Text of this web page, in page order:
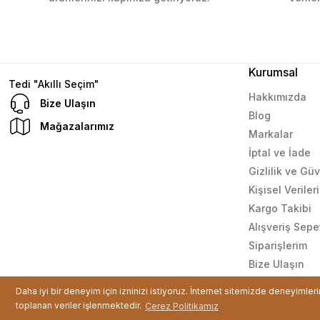
Daha iyi bir deneyim için izninizi istiyoruz. İnternet sitemizde
toplanan veriler işlenmektedir. Çerez Politikamız
Mustafa Orhan | 25/07/2024
Tedi "Akıllı Seçim"
Bize Ulaşın
Mağazalarımız
Kurumsal
Hakkımızda
Blog
Markalar
İptal ve İade
Gizlilik ve
Kişisel
Kargo Takibi
Alışveriş
Siparişlerim
Bize Ulaşın
© Tüm hakları saklıdır. Kredi kartı bilgileriniz 256bit SSL